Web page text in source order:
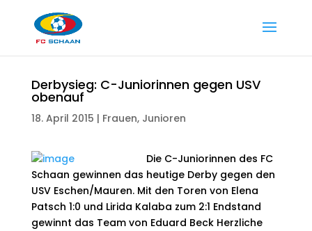
Derbysieg: C-Juniorinnen gegen USV
obenauf
18. April 2015 | Frauen, Junioren
Die C-Juniorinnen des FC
Schaan gewinnen das heutige Derby gegen den
USV Eschen/Mauren. Mit den Toren von Elena
Patsch 1:0 und Lirida Kalaba zum 2:1 Endstand
gewinnt das Team von Eduard Beck Herzliche